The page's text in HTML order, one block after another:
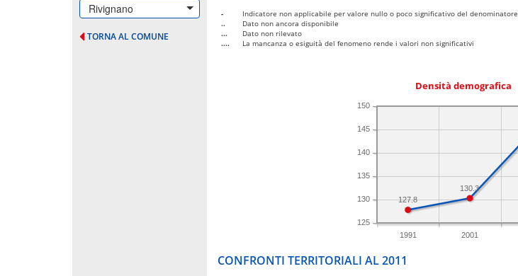
Rivignano
TORNA AL COMUNE
-
Indicatore non applicabile per valore nullo o poco significativo del denominatore
..
Dato non ancora disponibile
...
Dato non rilevato
....
La mancanza o esiguità del fenomeno rende i valori non significativi
Densità demografica
1991 2001
125
130
135
140
145
150
130.3
127.8
CONFRONTI TERRITORIALI AL 2011